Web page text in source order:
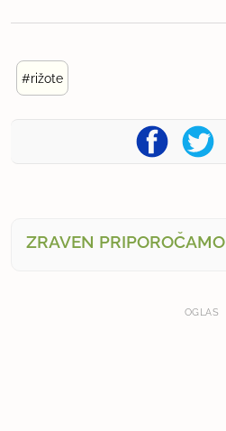
#rižote
ZRAVEN PRIPOROČAMO
OGLAS